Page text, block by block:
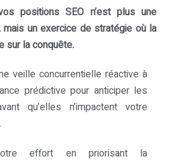
positions SEO n’est plus une
mais un exercice de stratégie où la
sur la conquête.
veille concurrentielle réactive à
prédictive pour anticiper les
qu’elles n’impactent votre
effort en priorisant la